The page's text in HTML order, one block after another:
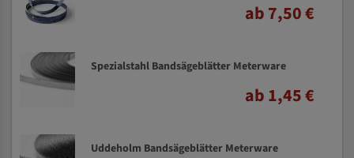
ab 7,50 €
Spezialstahl Bandsägeblätter Meterware
ab 1,45 €
Uddeholm Bandsägeblätter Meterware